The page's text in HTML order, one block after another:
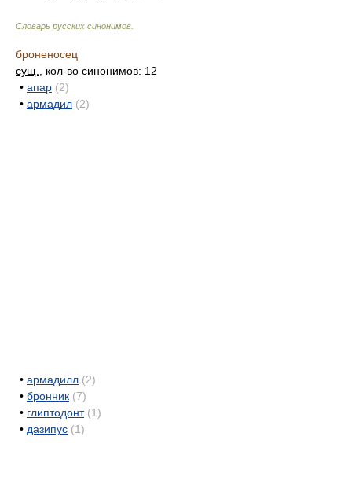
Словарь русских синонимов
броненосец
сущ.
, кол-во синонимов: 12
• апар (2)
• армадил (2)
• армадилл (2)
• бронник (7)
• глиптодонт (1)
• дазипус (1)